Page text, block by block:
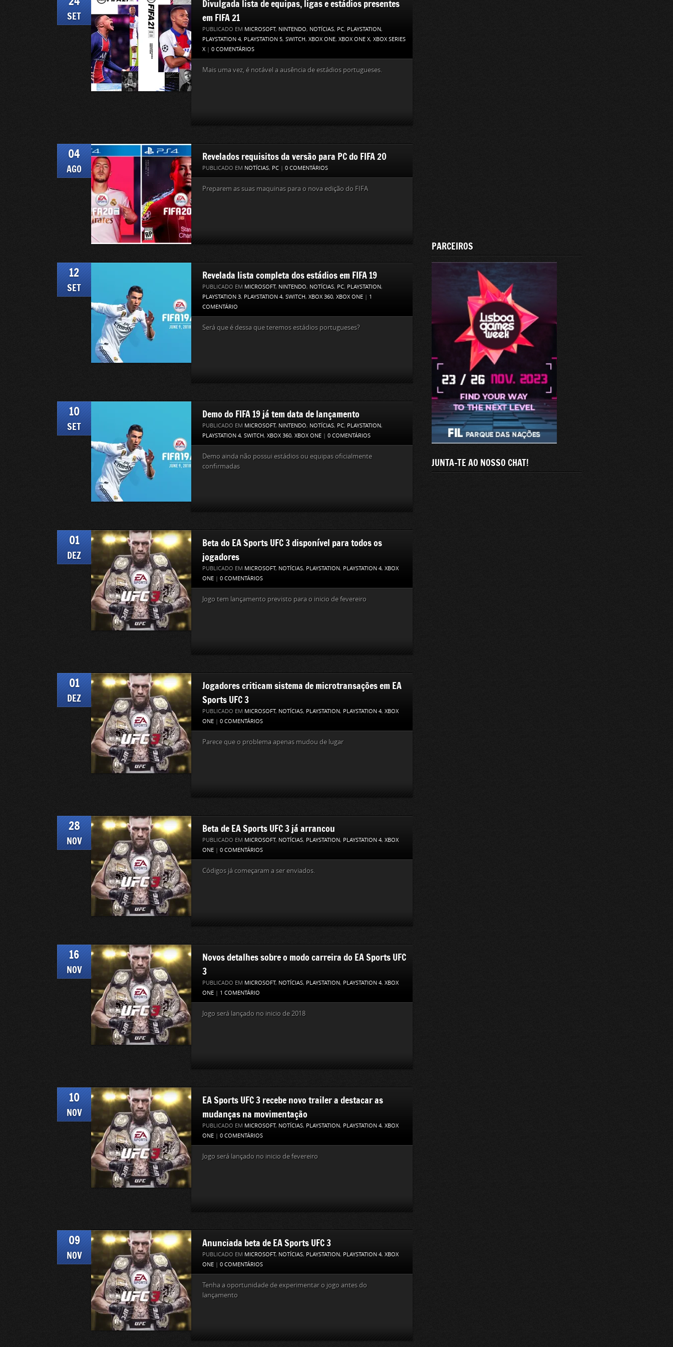
SET
Divulgada lista de equipas, ligas e estádios presentes
em FIFA 21
PUBLICADO EM MICROSOFT, NINTENDO, NOTÍCIAS, PC, PLAYSTATION,
PLAYSTATION 4, PLAYSTATION 5, SWITCH, XBOX ONE, XBOX ONE X, XBOX SERIES
X | 0 COMENTÁRIOS
Mais uma vez, é notável a ausência de estádios portugueses.
04
AGO
Revelados requisitos da versão para PC do FIFA 20
PUBLICADO EM NOTÍCIAS, PC | 0 COMENTÁRIOS
Preparem as suas maquinas para o nova edição do FIFA
12
SET
Revelada lista completa dos estádios em FIFA 19
PUBLICADO EM MICROSOFT, NINTENDO, NOTÍCIAS, PC, PLAYSTATION,
PLAYSTATION 3, PLAYSTATION 4, SWITCH, XBOX 360, XBOX ONE | 1
COMENTÁRIO
Será que é dessa que teremos estádios portugueses?
10
SET
Demo do FIFA 19 já tem data de lançamento
PUBLICADO EM MICROSOFT, NINTENDO, NOTÍCIAS, PC, PLAYSTATION,
PLAYSTATION 4, SWITCH, XBOX 360, XBOX ONE | 0 COMENTÁRIOS
Demo ainda não possui estádios ou equipas oficialmente
confirmadas
01
DEZ
Beta do EA Sports UFC 3 disponível para todos os
jogadores
PUBLICADO EM MICROSOFT, NOTÍCIAS, PLAYSTATION, PLAYSTATION 4, XBOX
ONE | 0 COMENTÁRIOS
Jogo tem lançamento previsto para o inicio de fevereiro
01
DEZ
Jogadores criticam sistema de microtransações em EA
Sports UFC 3
PUBLICADO EM MICROSOFT, NOTÍCIAS, PLAYSTATION, PLAYSTATION 4, XBOX
ONE | 0 COMENTÁRIOS
Parece que o problema apenas mudou de lugar
28
NOV
Beta de EA Sports UFC 3 já arrancou
PUBLICADO EM MICROSOFT, NOTÍCIAS, PLAYSTATION, PLAYSTATION 4, XBOX
ONE | 0 COMENTÁRIOS
Códigos já começaram a ser enviados.
16
NOV
Novos detalhes sobre o modo carreira do EA Sports UFC
3
PUBLICADO EM MICROSOFT, NOTÍCIAS, PLAYSTATION, PLAYSTATION 4, XBOX
ONE | 1 COMENTÁRIO
Jogo será lançado no inicio de 2018
10
NOV
EA Sports UFC 3 recebe novo trailer a destacar as
mudanças na movimentação
PUBLICADO EM MICROSOFT, NOTÍCIAS, PLAYSTATION, PLAYSTATION 4, XBOX
ONE | 0 COMENTÁRIOS
Jogo será lançado no inicio de fevereiro
09
NOV
Anunciada beta de EA Sports UFC 3
PUBLICADO EM MICROSOFT, NOTÍCIAS, PLAYSTATION, PLAYSTATION 4, XBOX
ONE | 0 COMENTÁRIOS
Tenha a oportunidade de experimentar o jogo antes do
lançamento
PARCEIROS
JUNTA-TE AO NOSSO CHAT!